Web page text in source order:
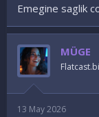
Emegine saglik
MÜGE
13 May 2026